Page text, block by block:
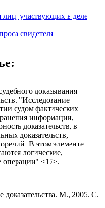
участвующих в деле
свидетеля
доказывания
"Исследование
судом фактических
информации,
доказательств, в
доказательств,
В этом элементе
логические,
операции" <17>.
М., 2005. С.